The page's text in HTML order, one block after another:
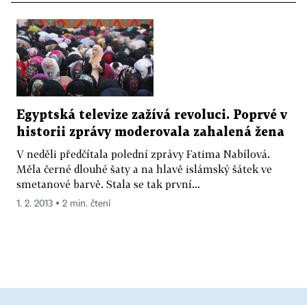
Egyptská televize zažívá revoluci. Poprvé v
historii zprávy moderovala zahalená žena
V neděli předčítala polední zprávy Fatima Nabílová.
Měla černé dlouhé šaty a na hlavě islámský šátek ve
smetanové barvě. Stala se tak první...
1. 2. 2013 ▪ 2 min. čtení